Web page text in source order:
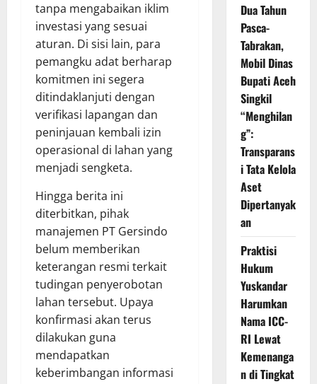
tanpa mengabaikan iklim
investasi yang sesuai
aturan. Di sisi lain, para
pemangku adat berharap
komitmen ini segera
ditindaklanjuti dengan
verifikasi lapangan dan
peninjauan kembali izin
operasional di lahan yang
menjadi sengketa.
Hingga berita ini
diterbitkan, pihak
manajemen PT Gersindo
belum memberikan
keterangan resmi terkait
tudingan penyerobotan
lahan tersebut. Upaya
konfirmasi akan terus
dilakukan guna
mendapatkan
keberimbangan informasi
Dua Tahun
Pasca-
Tabrakan,
Mobil Dinas
Bupati Aceh
Singkil
“Menghilan
g”:
Transparans
i Tata Kelola
Aset
Dipertanyak
an
Praktisi
Hukum
Yuskandar
Harumkan
Nama ICC-
RI Lewat
Kemenanga
n di Tingkat